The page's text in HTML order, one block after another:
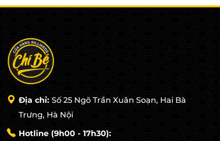
Địa chỉ: Số 25 Ngõ Trần Xuân Soạn, Hai Bà
Trưng, Hà Nội
Hotline (9h00 - 17h30):